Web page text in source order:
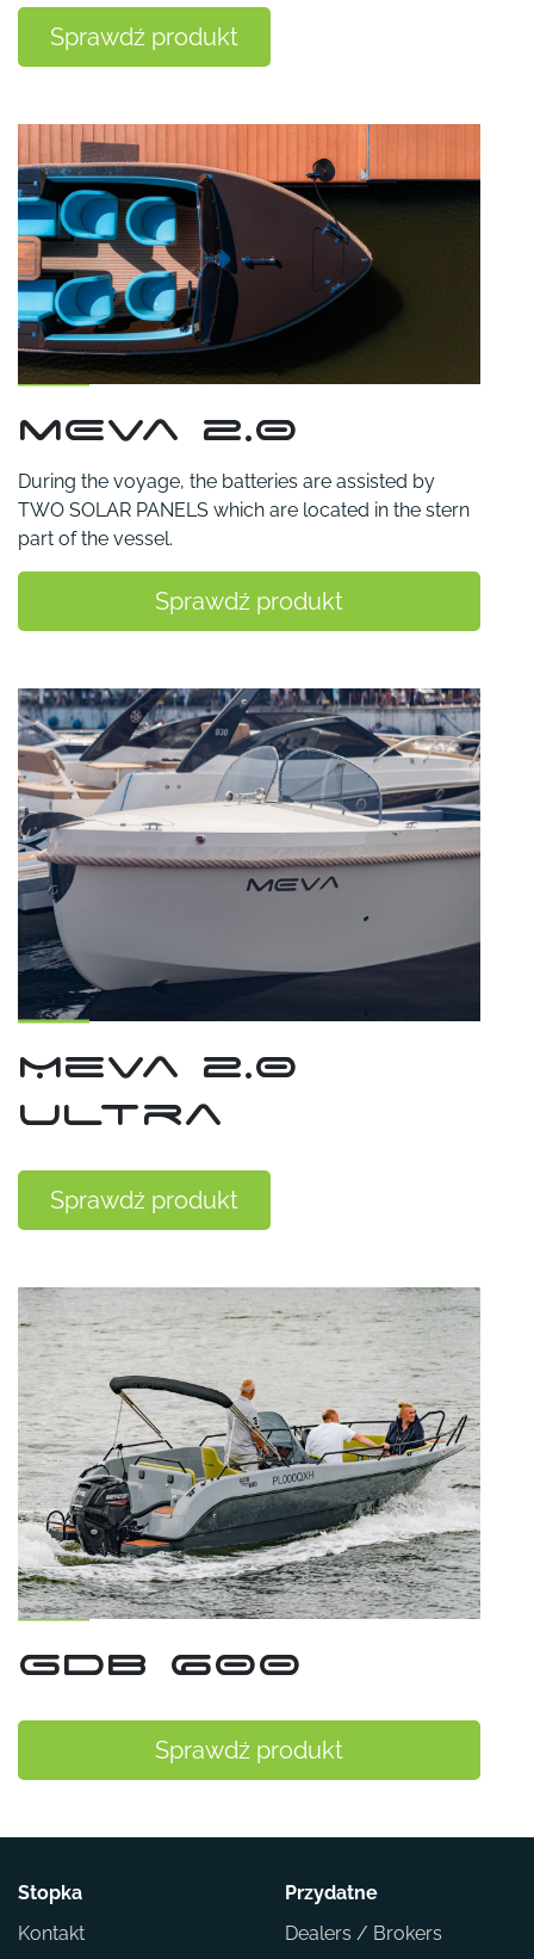
Sprawdź produkt
mEva 2.0
During the voyage, the batteries are assisted by
TWO SOLAR PANELS which are located in the stern
part of the vessel.
Sprawdź produkt
Meva 2.0
Ultra
Sprawdź produkt
GDB 600
Sprawdź produkt
Stopka
Kontakt
Przydatne
Dealers / Brokers